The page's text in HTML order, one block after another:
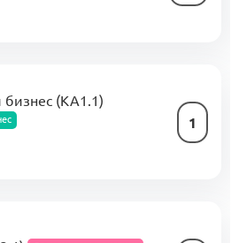
бизнес (КА1.1)
1